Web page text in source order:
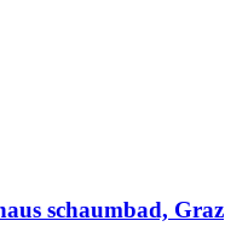
schaumbad, Graz